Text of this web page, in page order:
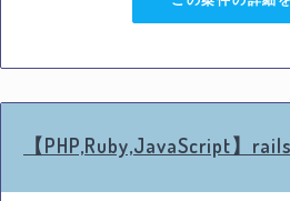
【PHP,Ruby,JavaScript】